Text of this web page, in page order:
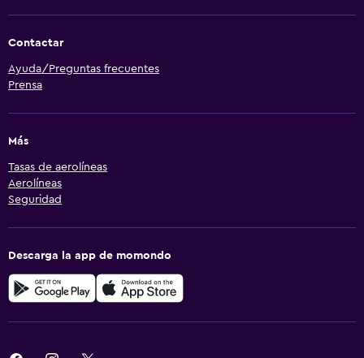
Contactar
Ayuda/Preguntas frecuentes
Prensa
Más
Tasas de aerolíneas
Aerolíneas
Seguridad
Descarga la app de momondo